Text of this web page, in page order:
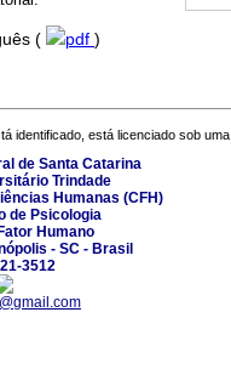
( pdf )
identificado, está licenciado sob uma
de Santa Catarina
Trindade
Humanas (CFH)
de Psicologia
Humano
- SC - Brasil
3512